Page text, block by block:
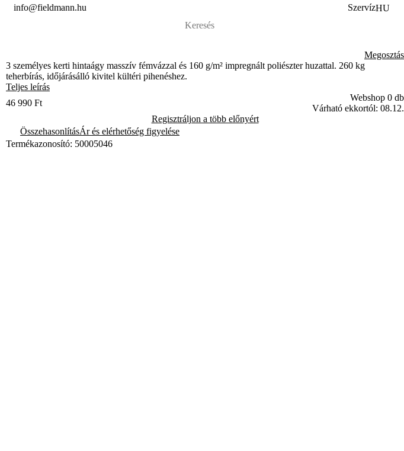
info@fieldmann.hu SzervízHU
Megosztás
3 személyes kerti hintaágy masszív fémvázzal és 160 g/m² impregnált poliészter huzattal. 260 kg
teherbírás, időjárásálló kivitel kültéri pihenéshez.
Teljes leírás
46 990 Ft
Webshop 0 db
Várható ekkortól: 08.12.
Regisztráljon a több előnyért
ÖsszehasonlításÁr és elérhetőség figyelése
Termékazonosító: 50005046